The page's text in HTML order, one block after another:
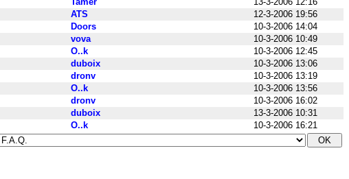
ATS
12-3-2006 19:56
Doors
10-3-2006 14:04
vova
10-3-2006 10:49
O..k
10-3-2006 12:45
duboix
10-3-2006 13:06
dronv
10-3-2006 13:19
O..k
10-3-2006 13:56
dronv
10-3-2006 16:02
duboix
13-3-2006 10:31
O..k
10-3-2006 16:21